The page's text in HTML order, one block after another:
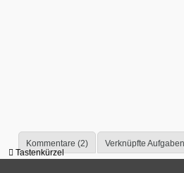
Kommentare (2)
Verknüpfte
Tastenkürzel